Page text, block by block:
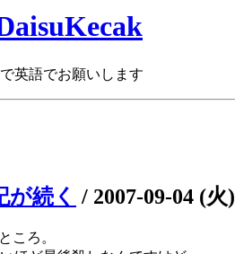
英語でお願いします
続く / 2007-09-04 (火)
ころ。